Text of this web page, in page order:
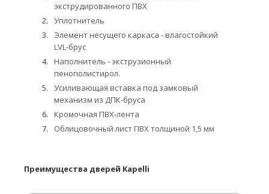
экструдированного ПВХ
Уплотнитель
Элемент несущего каркаса - влагостойкий
LVL-брус
Наполнитель - экструзионный
пенополистирол.
Усиливающая вставка под замковый
механизм из ДПК-бруса
Кромочная ПВХ-лента
Облицовочный лист ПВХ толщиной 1,5 мм
Преимущества дверей Kapelli